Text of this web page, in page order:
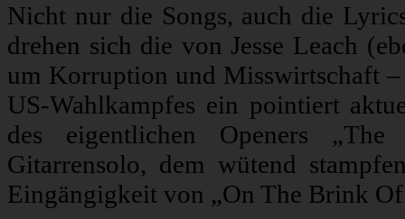
Nicht nur die Songs, auch die
drehen sich die von Jesse Leach
um Korruption und Misswirtschaft
US-Wahlkampfes ein pointiert
des eigentlichen Openers
Gitarrensolo, dem wütend
Eingängigkeit von „On The Brink